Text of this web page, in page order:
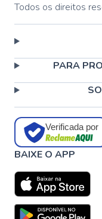
Todos os direitos
PARA
Verificada por
BAIXE O APP